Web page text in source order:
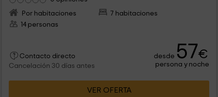
Por habitaciones
7 habitaciones
14 personas
Contacto directo
Cancelación 30 días antes
desde 57€
persona y noche
VER OFERTA